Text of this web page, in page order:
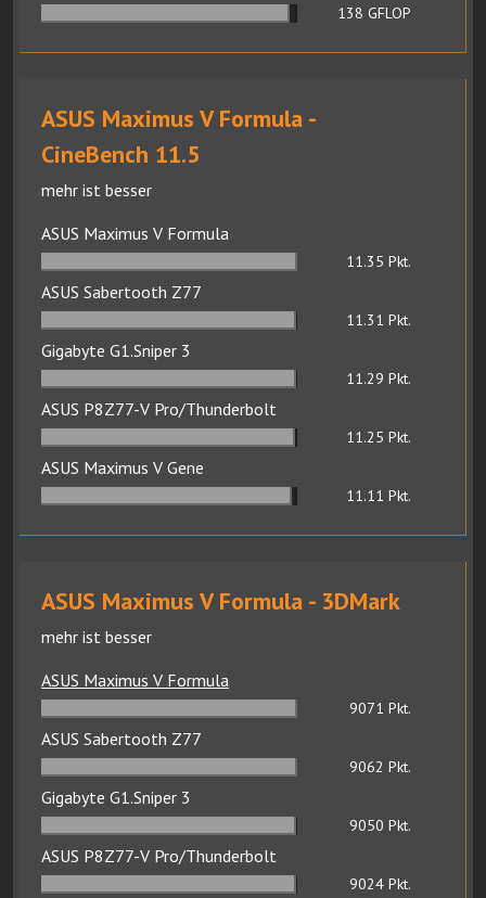
138 GFLOP
ASUS Maximus V Formula -
CineBench 11.5
mehr ist besser
ASUS Maximus V Formula
11.35 Pkt.
ASUS Sabertooth Z77
11.31 Pkt.
Gigabyte G1.Sniper 3
11.29 Pkt.
ASUS P8Z77-V Pro/Thunderbolt
11.25 Pkt.
ASUS Maximus V Gene
11.11 Pkt.
ASUS Maximus V Formula - 3DMark
mehr ist besser
ASUS Maximus V Formula
9071 Pkt.
ASUS Sabertooth Z77
9062 Pkt.
Gigabyte G1.Sniper 3
9050 Pkt.
ASUS P8Z77-V Pro/Thunderbolt
9024 Pkt.